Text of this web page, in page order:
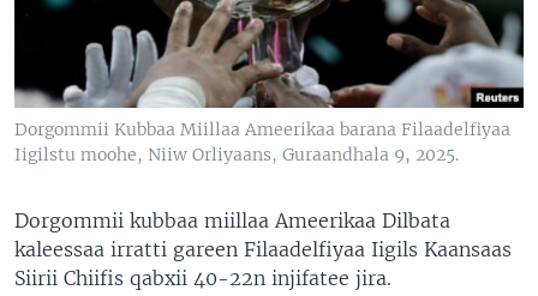
Dorgommii Kubbaa Miillaa Ameerikaa barana Filaadelfiyaa
Iigilstu moohe, Niiw Orliyaans, Guraandhala 9, 2025.
Dorgommii kubbaa miillaa Ameerikaa Dilbata
kaleessaa irratti gareen Filaadelfiyaa Iigils Kaansaas
Siirii Chiifis qabxii 40-22n injifatee jira.